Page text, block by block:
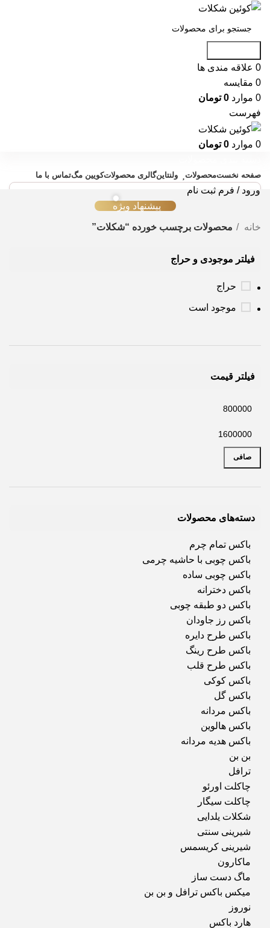
0 علاقه مندی ها
0 مقایسه
0 موارد 0 تومان
فهرست
0 موارد 0 تومان
صفحه نخستمحصولات ولنتاینگالری محصولاتکویین مگتماس با ما
ورود / فرم ثبت نام
پیشنهاد ویژه
خانه محصولات برچسب خورده “شکلات”
فیلتر موجودی و حراج
حراج
موجود است
فیلتر قیمت
صافی
دسته‌های محصولات
باکس تمام چرم
باکس چوبی با حاشیه چرمی
باکس چوبی ساده
باکس دخترانه
باکس دو طبقه چوبی
باکس رز جاودان
باکس طرح دایره
باکس طرح رینگ
باکس طرح قلب
باکس کوکی
باکس گل
باکس مردانه
باکس هالوین
باکس هدیه مردانه
بن بن
ترافل
چاکلت اورئو
چاکلت سیگار
شکلات یلدایی
شیرینی سنتی
شیرینی کریسمس
ماکارون
ماگ دست ساز
میکس باکس ترافل و بن بن
نوروز
هارد باکس